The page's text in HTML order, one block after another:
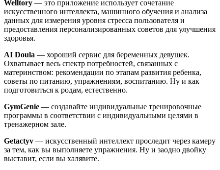
Welltory — это приложение использует сочетание
искусственного интеллекта, машинного обучения и анализа
данных для измерения уровня стресса пользователя и
предоставления персонализированных советов для улучшения
здоровья.
AI Doula — хороший сервис для беременных девушек.
Охватывает весь спектр потребностей, связанных с
материнством: рекомендации по этапам развития ребенка,
советы по питанию, упражнениям, воспитанию. Ну и как
подготовиться к родам, естественно.
GymGenie — создавайте индивидуальные тренировочные
программы в соответствии с индивидуальными целями в
тренажерном зале.
Getactyv — искусственный интеллект проследит через камеру
за тем, как вы выполняете упражнения. Ну и заодно двойку
выставит, если вы халявите.